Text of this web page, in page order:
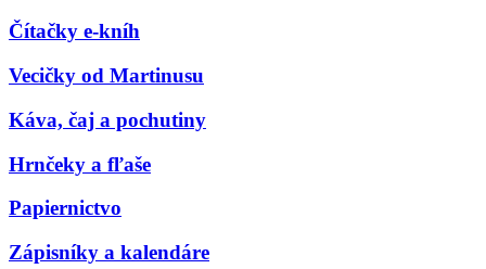
Čítačky e-kníh
Vecičky od Martinusu
Káva, čaj a pochutiny
Hrnčeky a fľaše
Papiernictvo
Zápisníky a kalendáre